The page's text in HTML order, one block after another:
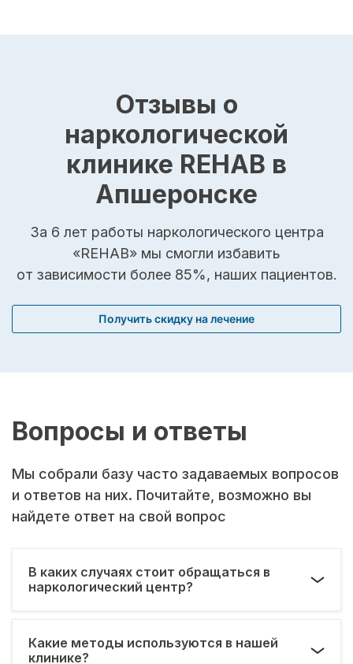
Отзывы о
наркологической
клинике REHAB в
Апшеронске
За 6 лет работы наркологического центра
«REHAB» мы смогли избавить
от зависимости более 85%, наших пациентов.
Получить скидку на лечение
Вопросы и ответы
Мы собрали базу часто задаваемых вопросов
и ответов на них. Почитайте, возможно вы
найдете ответ на свой вопрос
В каких случаях стоит обращаться в
наркологический центр?
Какие методы используются в нашей
клинике?